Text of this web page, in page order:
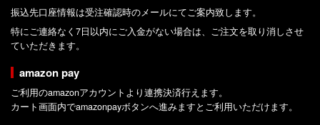
振込先口座情報は受注確認時のメールにてご案内致します。
特にご連絡なく7日以内にご入金がない場合は、ご注文を取り消しさせ
ていただきます。
amazon pay
ご利用のamazonアカウントより連携決済行えます。
カート画面内でamazonpayボタンへ進みますとご利用いただけます。